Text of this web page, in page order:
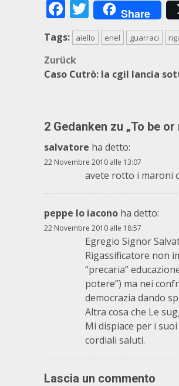
Facebook
Twitter
Share
Tags: aiello enel guarraci
Zurück
Caso Cutrò: la cgil lancia
2 Gedanken zu „To be
salvatore ha detto:
22 Novembre 2010 alle 13:07
avete rotto i maroni
peppe lo iacono ha detto:
22 Novembre 2010 alle 18:57
Egregio Signor
Rigassificatore non
“precaria”
potere”) ma nei
democrazia dando
Altra cosa che Le
Mi dispiace per i
cordiali saluti.
Lascia un commento